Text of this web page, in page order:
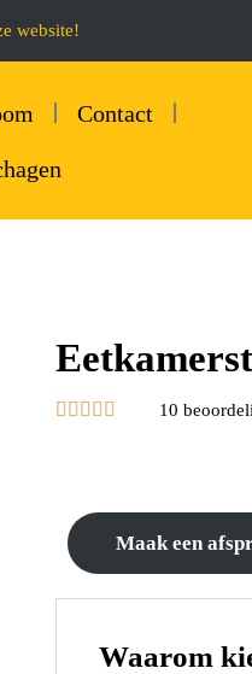
website!
Contact
     10
Maak een
Waarom